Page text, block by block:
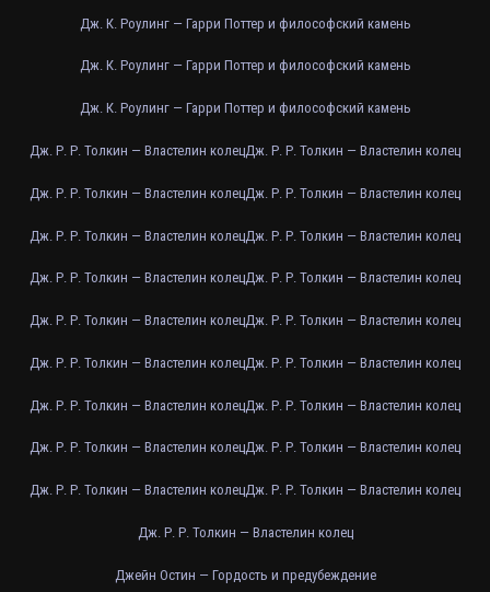
Дж. К. Роулинг — Гарри Поттер и философский камень
Дж. К. Роулинг — Гарри Поттер и философский камень
Дж. К. Роулинг — Гарри Поттер и философский камень
Дж. Р. Р. Толкин — Властелин колецДж. Р. Р. Толкин — Властелин колец
Дж. Р. Р. Толкин — Властелин колецДж. Р. Р. Толкин — Властелин колец
Дж. Р. Р. Толкин — Властелин колецДж. Р. Р. Толкин — Властелин колец
Дж. Р. Р. Толкин — Властелин колецДж. Р. Р. Толкин — Властелин колец
Дж. Р. Р. Толкин — Властелин колецДж. Р. Р. Толкин — Властелин колец
Дж. Р. Р. Толкин — Властелин колецДж. Р. Р. Толкин — Властелин колец
Дж. Р. Р. Толкин — Властелин колецДж. Р. Р. Толкин — Властелин колец
Дж. Р. Р. Толкин — Властелин колецДж. Р. Р. Толкин — Властелин колец
Дж. Р. Р. Толкин — Властелин колецДж. Р. Р. Толкин — Властелин колец
Дж. Р. Р. Толкин — Властелин колец
Джейн Остин — Гордость и предубеждение